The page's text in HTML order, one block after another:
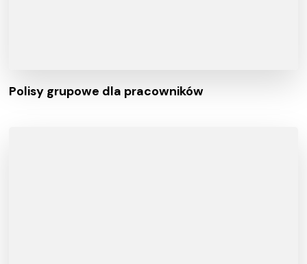
Polisy grupowe dla pracowników